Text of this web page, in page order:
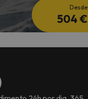
Desde
504 €